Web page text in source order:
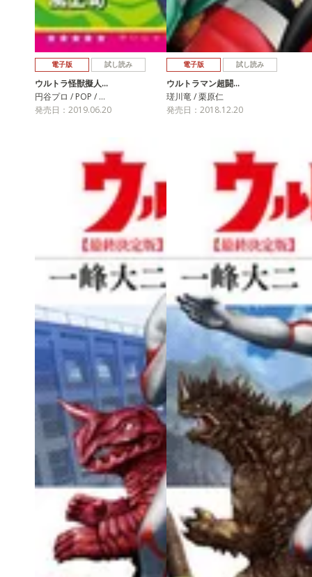
電子版 試し読み
ウルトラ怪獣擬人…
円谷プロ / POP / …
発売日：2019.06.20
電子版 試し読み
ウルトラマン超闘…
瑳川竜 / 栗原仁
発売日：2018.12.20